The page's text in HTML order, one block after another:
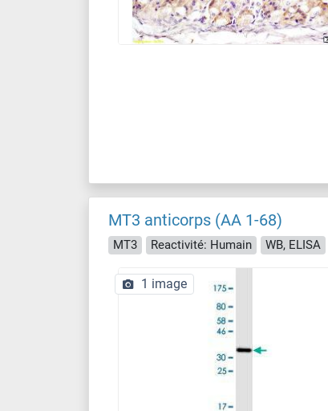
MT3 anticorps (AA 1-68)
MT3 Reactivité: Humain WB, ELISA
1 image